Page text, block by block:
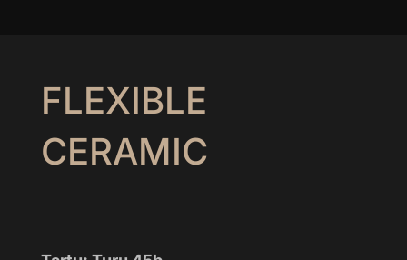
FLEXIBLE
CERAMIC